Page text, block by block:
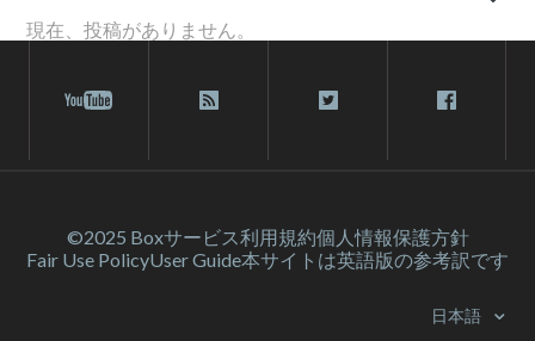
現在、投稿がありません。
©2025 Boxサービス利⽤規約個人情報保護方針
Fair Use PolicyUser Guide本サイトは英語版の参考訳です
日本語